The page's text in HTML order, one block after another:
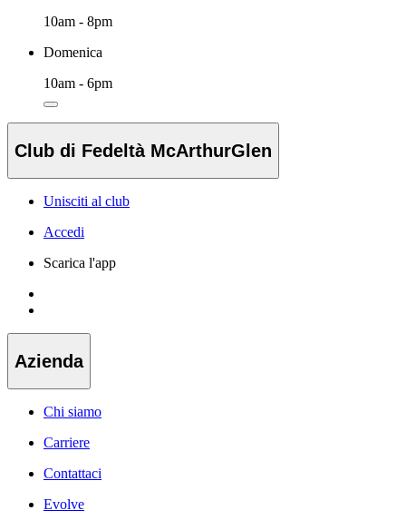
10am - 8pm
Domenica
10am - 6pm
Club di Fedeltà McArthurGlen
Unisciti al club
Accedi
Scarica l'app
Azienda
Chi siamo
Carriere
Contattaci
Evolve